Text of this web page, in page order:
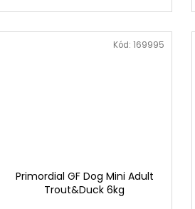
Primordial GF Dog Mini Adult
Trout&Duck 6kg
Kód: 169995